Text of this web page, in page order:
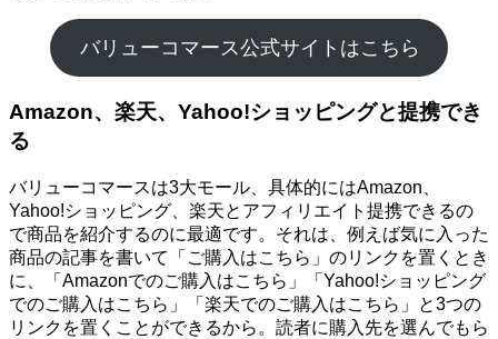
バリューコマース公式サイトはこちら
Amazon、楽天、Yahoo!ショッピングと提携でき
る
バリューコマースは3大モール、具体的にはAmazon、
Yahoo!ショッピング、楽天とアフィリエイト提携できるの
で商品を紹介するのに最適です。それは、例えば気に入った
商品の記事を書いて「ご購入はこちら」のリンクを置くとき
に、「Amazonでのご購入はこちら」「Yahoo!ショッピング
でのご購入はこちら」「楽天でのご購入はこちら」と3つの
リンクを置くことができるから。読者に購入先を選んでもら